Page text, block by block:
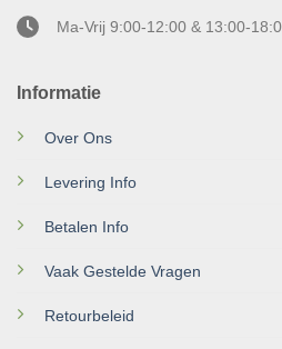
Informatie
Over Ons
Levering Info
Betalen Info
Vaak Gestelde Vragen
Retourbeleid
Ma-Vrij 9:00-12:00 & 13:00-